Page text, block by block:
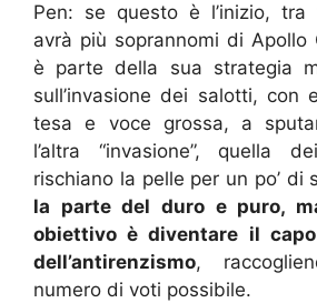
Pen: se questo è l’inizio, tra
avrà più soprannomi di Apollo
è parte della sua strategia
sull’invasione dei salotti, con
tesa e voce grossa, a
l’altra “invasione”, quella
rischiano la pelle per un po’ di
la parte del duro e puro,
obiettivo è diventare il
dell’antirenzismo,
numero di voti possibile.